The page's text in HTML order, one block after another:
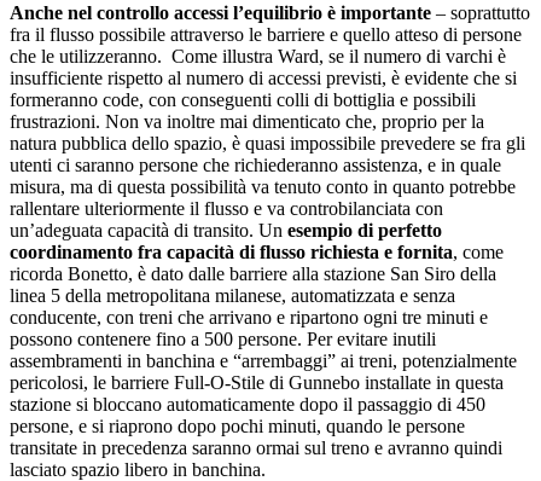
Anche nel controllo accessi l’equilibrio è importante – soprattutto
fra il flusso possibile attraverso le barriere e quello atteso di persone
che le utilizzeranno. Come illustra Ward, se il numero di varchi è
insufficiente rispetto al numero di accessi previsti, è evidente che si
formeranno code, con conseguenti colli di bottiglia e possibili
frustrazioni. Non va inoltre mai dimenticato che, proprio per la
natura pubblica dello spazio, è quasi impossibile prevedere se fra gli
utenti ci saranno persone che richiederanno assistenza, e in quale
misura, ma di questa possibilità va tenuto conto in quanto potrebbe
rallentare ulteriormente il flusso e va controbilanciata con
un’adeguata capacità di transito. Un esempio di perfetto
coordinamento fra capacità di flusso richiesta e fornita, come
ricorda Bonetto, è dato dalle barriere alla stazione San Siro della
linea 5 della metropolitana milanese, automatizzata e senza
conducente, con treni che arrivano e ripartono ogni tre minuti e
possono contenere fino a 500 persone. Per evitare inutili
assembramenti in banchina e “arrembaggi” ai treni, potenzialmente
pericolosi, le barriere Full-O-Stile di Gunnebo installate in questa
stazione si bloccano automaticamente dopo il passaggio di 450
persone, e si riaprono dopo pochi minuti, quando le persone
transitate in precedenza saranno ormai sul treno e avranno quindi
lasciato spazio libero in banchina.